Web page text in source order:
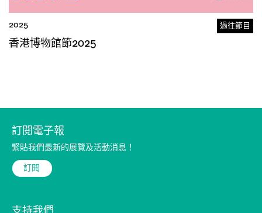
2025 過往節目
香港博物館節2025
訂閱電子報
緊貼我們最新的展覽及活動消息！
E
i
E
i
訂閱